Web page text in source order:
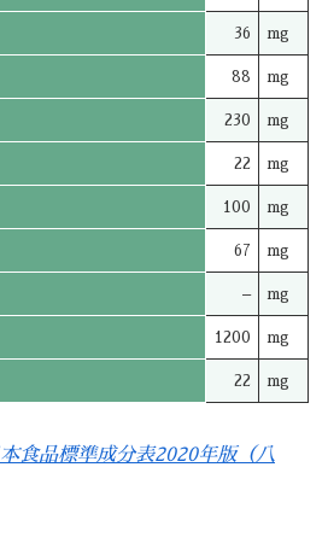
36 mg
88 mg
230 mg
22 mg
100 mg
67 mg
– mg
1200 mg
22 mg
食品標準成分表2020年版（八